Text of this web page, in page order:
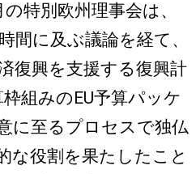
特別欧州理事会は、
間に及ぶ議論を経て、
復興を支援する復興計
組みのEU予算パッケ
に至るプロセスで独仏
な役割を果たしたこと